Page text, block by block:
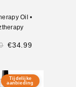
Oil
•
€34.99
Tijdelijke
aanbieding